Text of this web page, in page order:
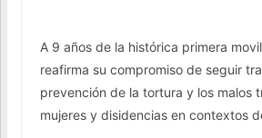
A 9 años de la histórica primera
reafirma su compromiso de seguir
prevención de la tortura y los malos
mujeres y disidencias en contextos